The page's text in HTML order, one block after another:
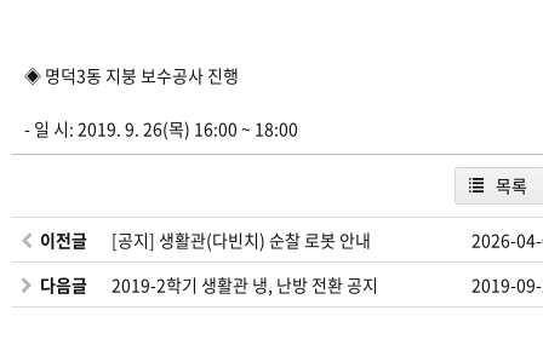
◈ 명덕3동 지붕 보수공사 진행
- 일 시: 2019. 9. 26(목) 16:00 ~ 18:00
목록
이전글 [공지] 생활관(다빈치) 순찰 로봇 안내
2026-
다음글
2019-2학기 생활관 냉, 난방 전환 공지 2019-